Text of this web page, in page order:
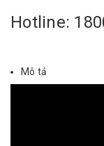
Hotline:
Mô tả